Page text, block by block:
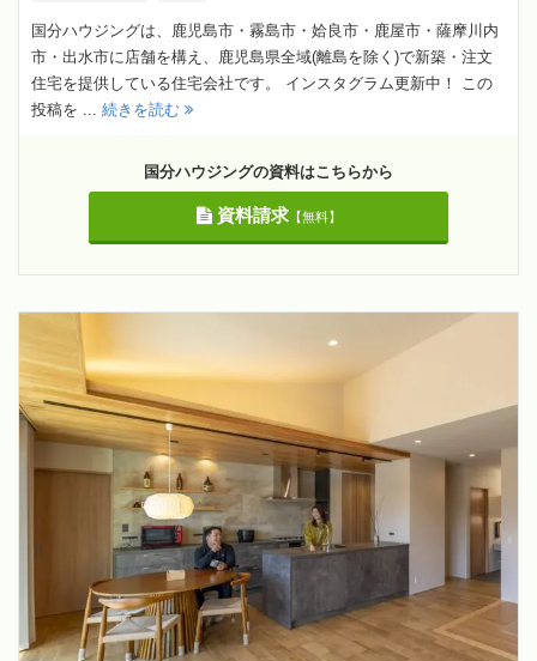
国分ハウジングは、鹿児島市・霧島市・姶良市・鹿屋市・薩摩川内
市・出水市に店舗を構え、鹿児島県全域(離島を除く)で新築・注文
住宅を提供している住宅会社です。 インスタグラム更新中！ この
投稿を ... 続きを読む
国分ハウジングの資料はこちらから
資料請求【無料】